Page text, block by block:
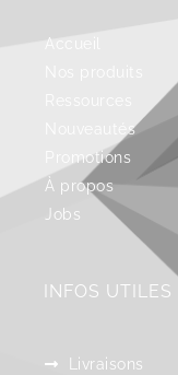
Accueil
Nouveautés
Promotions
À propos
Jobs
INFOS UTILES
Livraisons